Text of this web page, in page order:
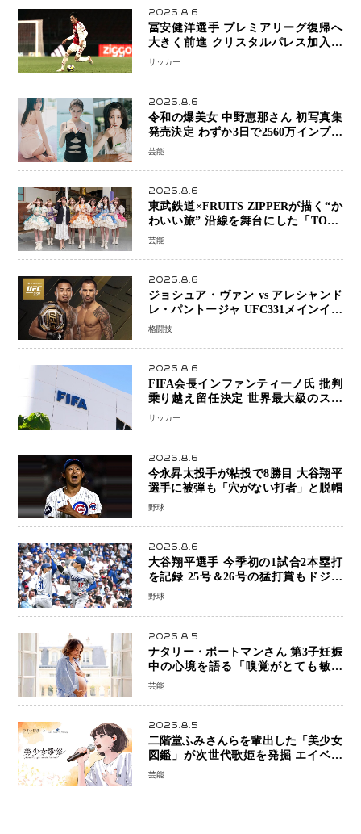
2026.8.6
冨安健洋選手 プレミアリーグ復帰へ
大きく前進 クリスタルパレス加入目
前 メディカルチェックも通過
サッカー
2026.8.6
令和の爆美女 中野恵那さん 初写真集
発売決定 わずか3日で2560万インプレ
ッションを記録した話題の美貌を凝縮
芸能
2026.8.6
東武鉄道×FRUITS ZIPPERが描く“か
わいい旅” 沿線を舞台にした「TOBU
KAWAII PROJECT」が開幕
芸能
2026.8.6
ジョシュア・ヴァン vs アレシャンド
レ・パントージャ UFC331メインイベ
ントで再戦決定 「完全決着」に世界
格闘技
2026.8.6
FIFA会長インファンティーノ氏 批判
乗り越え留任決定 世界最大級のスポ
ーツ組織を支える「権威」は揺るがず
サッカー
2026.8.6
今永昇太投手が粘投で8勝目 大谷翔平
選手に被弾も「穴がない打者」と脱帽
野球
2026.8.6
大谷翔平選手 今季初の1試合2本塁打
を記録 25号＆26号の猛打賞もドジャ
ースは今季ワーストの6連敗
野球
2026.8.5
ナタリー・ポートマンさん 第3子妊娠
中の心境を語る「嗅覚がとても敏感
に」マタニティフォトも公開
芸能
2026.8.5
二階堂ふみさんらを輩出した「美少女
図鑑」が次世代歌姫を発掘 エイベッ
クスと「美少女歌祭2026」開催決定
芸能